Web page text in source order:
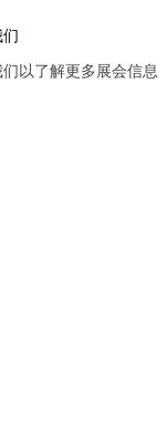
以了解更多展会信息